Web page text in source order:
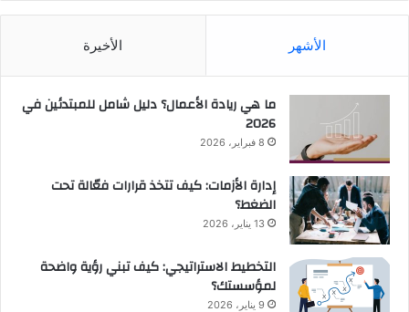
الأشهر الأخيرة
ما هي ريادة الأعمال؟ دليل شامل للمبتدئين في
2026
8 فبراير، 2026
إدارة الأزمات: كيف تتخذ قرارات فعّالة تحت
الضغط؟
13 يناير، 2026
التخطيط الاستراتيجي: كيف تبني رؤية واضحة
لمؤسستك؟
9 يناير، 2026